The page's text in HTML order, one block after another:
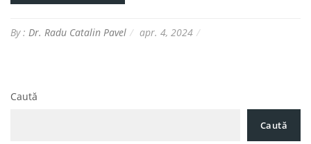
By : Dr. Radu Catalin Pavel apr. 4, 2024
Caută
Caută